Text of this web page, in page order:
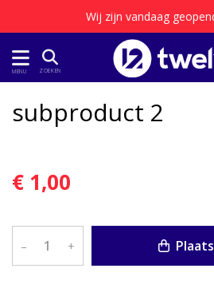
Wij zijn vandaag
MENU ZOEKEN
subproduct 2
€ 1,00
– +